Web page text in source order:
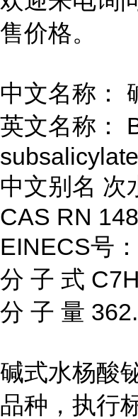
售价格。
中文名称：
英文名称：
subsalicylate
中文别名 次
CAS RN
EINECS号
分 子 式
分 子 量
碱式水杨酸
品种，执行